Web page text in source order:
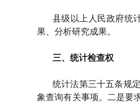
县级以上人民政府统
果、分析研究成果。
三、统计检查权
统计法第三十五条规
象查询有关事项。二是要